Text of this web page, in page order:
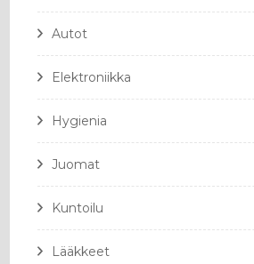
Autot
Elektroniikka
Hygienia
Juomat
Kuntoilu
Lääkkeet